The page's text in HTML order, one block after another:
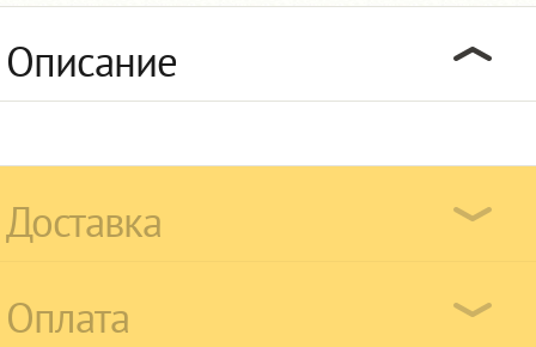
Описание
Доставка
Оплата